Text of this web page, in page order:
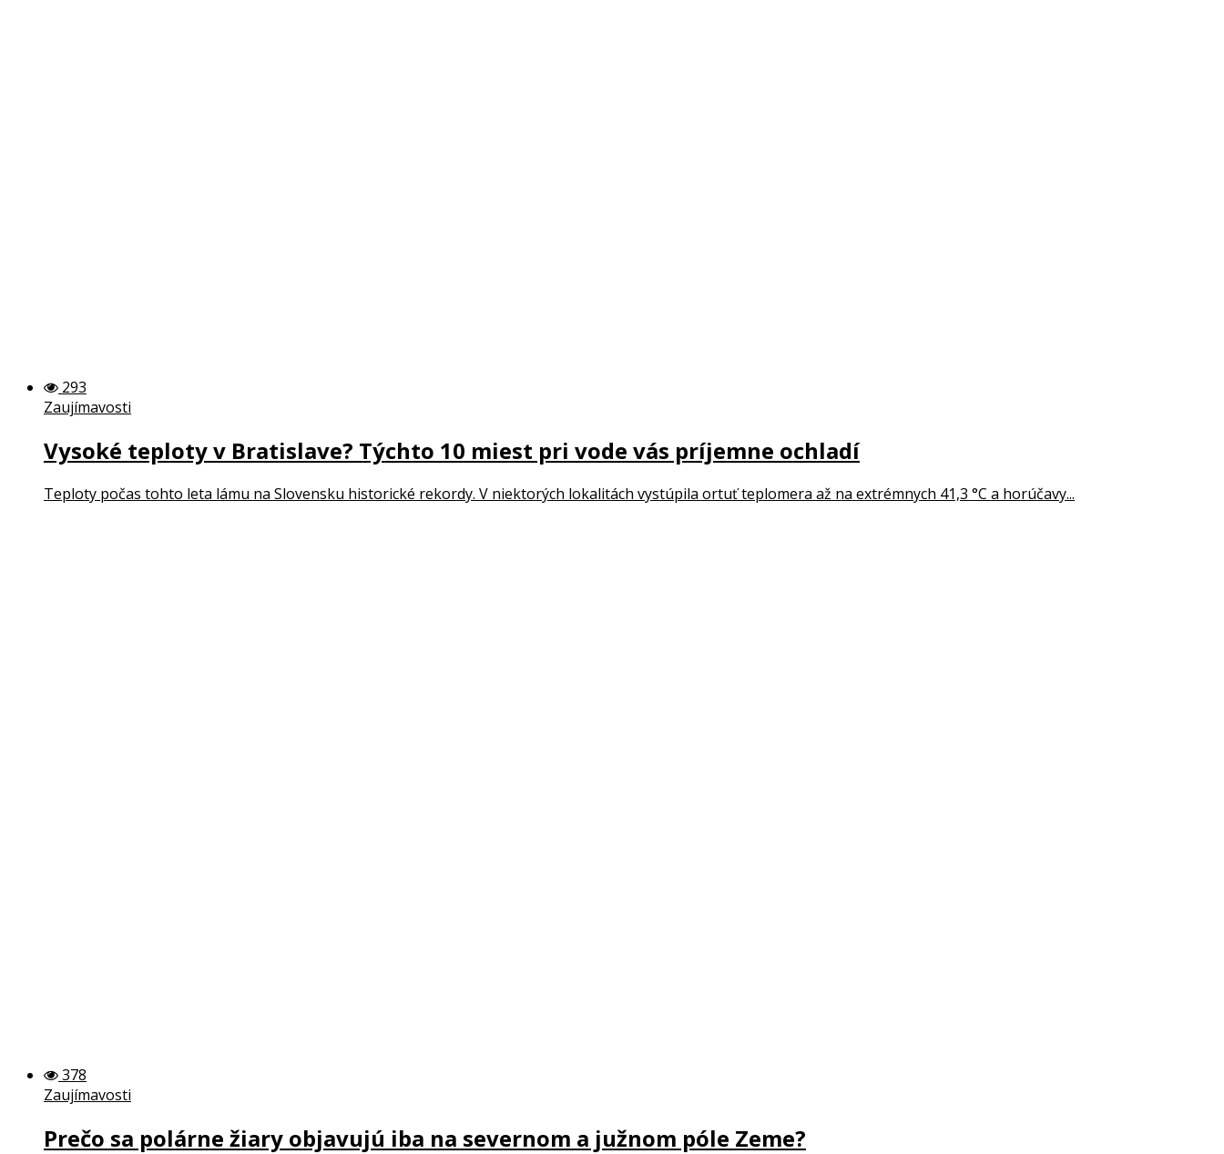
293
Zaujímavosti
Vysoké teploty v Bratislave? Týchto 10 miest pri vode vás príjemne ochladí
Teploty počas tohto leta lámu na Slovensku historické rekordy. V niektorých lokalitách vystúpila ortuť teplomera až na extrémnych 41,3 °C a horúčavy...
378
Zaujímavosti
Prečo sa polárne žiary objavujú iba na severnom a južnom póle Zeme?